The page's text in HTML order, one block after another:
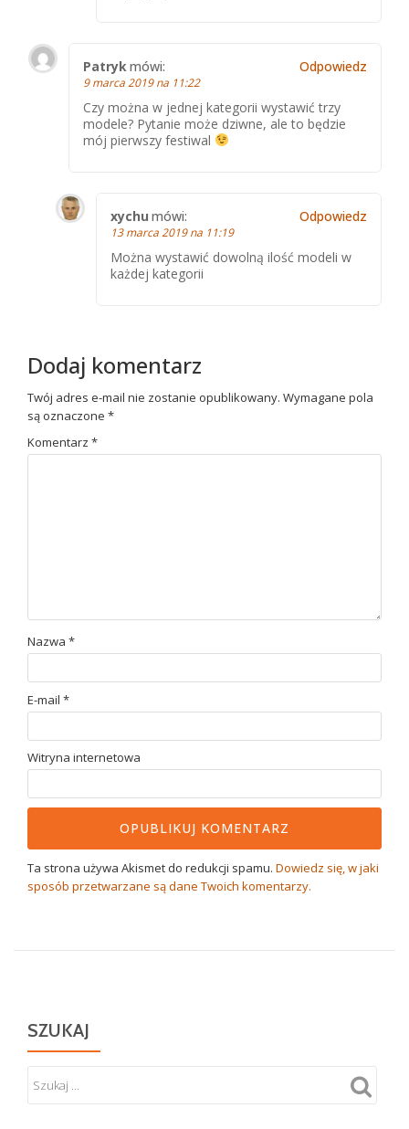
Patrykmówi:
9 marca 2019 na 11:22
Czy można w jednej kategorii wystawić trzy
modele? Pytanie może dziwne, ale to będzie
mój pierwszy festiwal
Odpowiedz
xychu mówi:
13 marca 2019 na 11:19
Można wystawić dowolną ilość modeli w
każdej kategorii
Odpowiedz
Dodaj komentarz
Twój adres e-mail nie zostanie opublikowany. Wymagane pola
są oznaczone *
Komentarz *
Nazwa *
E-mail *
Witryna internetowa
Ta strona używa Akismet do redukcji spamu. Dowiedz się, w jaki
sposób przetwarzane są dane Twoich komentarzy.
SZUKAJ